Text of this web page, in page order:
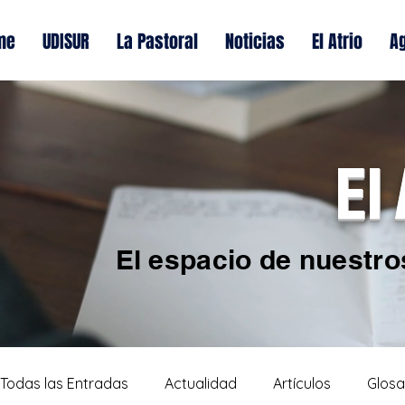
UDISUR La Pastoral Noticias El Atrio
El espacio de
Todas las Entradas Actualidad Artículos